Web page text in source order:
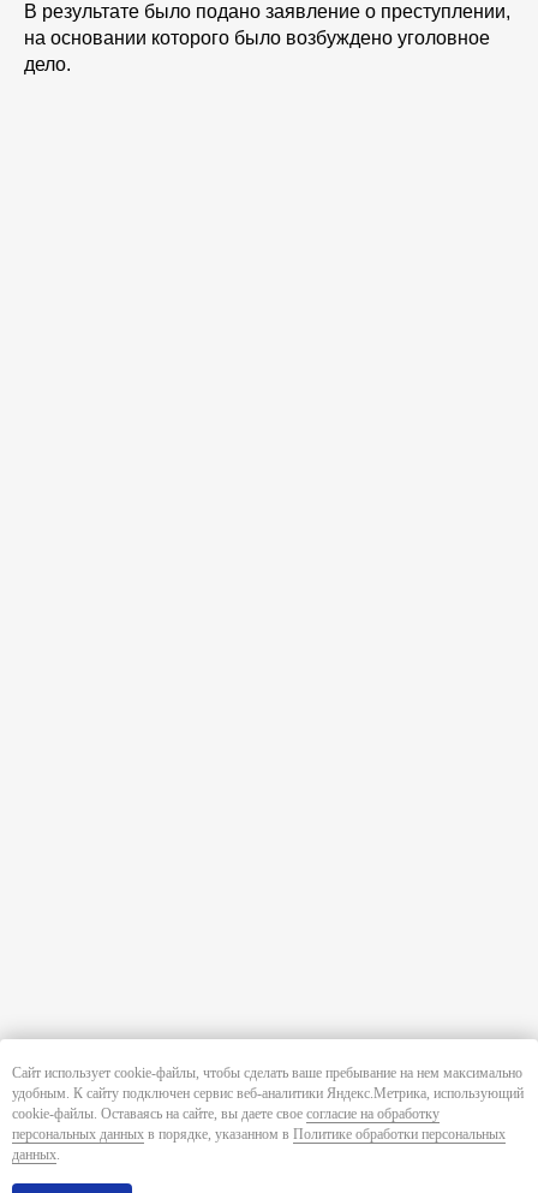
В результате было подано заявление о преступлении,
на основании которого было возбуждено уголовное
дело.
Сайт использует cookie-файлы, чтобы сделать ваше пребывание на нем максимально
удобным. К cайту подключен сервис веб-аналитики Яндекс.Метрика, использующий
cookie-файлы. Оставаясь на сайте, вы даете свое согласие на обработку
персональных данных в порядке, указанном в Политике обработки персональных
данных.